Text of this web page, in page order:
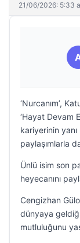
21/06/2026: 5:33
‘Nurcanım’,
‘Hayat Devam
kariyerinin yanı
paylaşımlarla
Ünlü isim son
heyecanını
Cengizhan
dünyaya
mutluluğunu